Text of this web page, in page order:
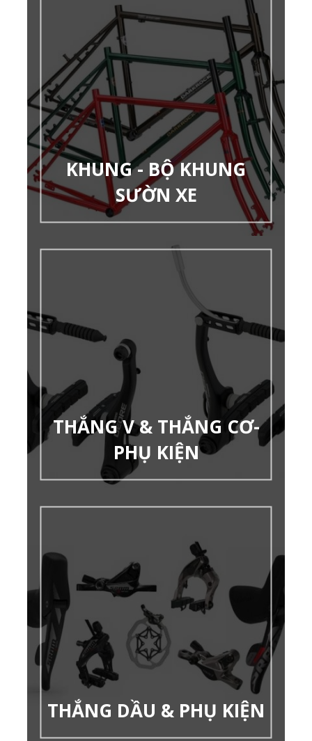
KHUNG - BỘ KHUNG
SƯỜN XE
THẮNG V & THẮNG CƠ-
PHỤ KIỆN
THẮNG DẦU & PHỤ KIỆN